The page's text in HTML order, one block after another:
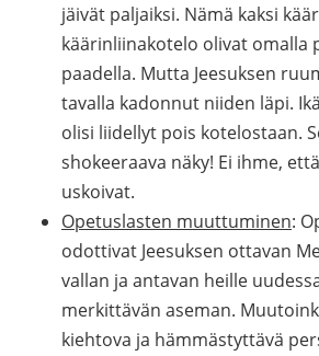
jäivät paljaiksi. Nämä kaksi
käärinliinakotelo olivat omalla
paadella. Mutta Jeesuksen
tavalla kadonnut niiden läpi.
olisi liidellyt pois kotelostaan.
shokeeraava näky! Ei ihme,
uskoivat.
Opetuslasten muuttuminen:
odottivat Jeesuksen ottavan
vallan ja antavan heille
merkittävän aseman.
kiehtova ja hämmästyttävä